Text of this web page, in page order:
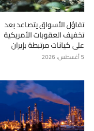
تفاؤل الأسواق يتصاعد بعد
تخفيف العقوبات الأمريكية
على كيانات مرتبطة بإيران
5 أغسطس، 2026